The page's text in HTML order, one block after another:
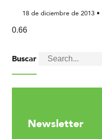
18 de diciembre de 2013
Buscar
Newsletter